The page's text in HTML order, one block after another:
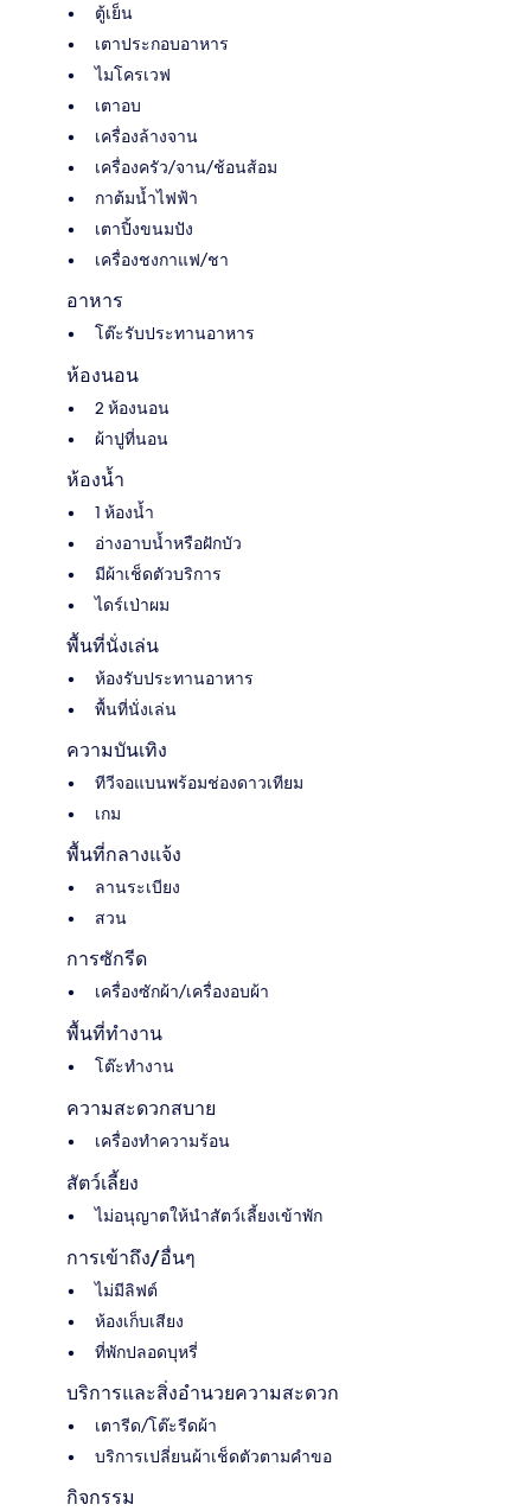
ตู้เย็น
เตาประกอบอาหาร
ไมโครเวฟ
เตาอบ
เครื่องล้างจาน
เครื่องครัว/จาน/ช้อนส้อม
กาต้มน้ำไฟฟ้า
เตาปิ้งขนมปัง
เครื่องชงกาแฟ/ชา
อาหาร
โต๊ะรับประทานอาหาร
ห้องนอน
2 ห้องนอน
ผ้าปูที่นอน
ห้องน้ำ
1 ห้องน้ำ
อ่างอาบน้ำหรือฝักบัว
มีผ้าเช็ดตัวบริการ
ไดร์เป่าผม
พื้นที่นั่งเล่น
ห้องรับประทานอาหาร
พื้นที่นั่งเล่น
ความบันเทิง
ทีวีจอแบนพร้อมช่องดาวเทียม
เกม
พื้นที่กลางแจ้ง
ลานระเบียง
สวน
การซักรีด
เครื่องซักผ้า/เครื่องอบผ้า
พื้นที่ทำงาน
โต๊ะทำงาน
ความสะดวกสบาย
เครื่องทำความร้อน
สัตว์เลี้ยง
ไม่อนุญาตให้นำสัตว์เลี้ยงเข้าพัก
การเข้าถึง/อื่นๆ
ไม่มีลิฟต์
ห้องเก็บเสียง
ที่พักปลอดบุหรี่
บริการและสิ่งอำนวยความสะดวก
เตารีด/โต๊ะรีดผ้า
บริการเปลี่ยนผ้าเช็ดตัวตามคำขอ
กิจกรรม